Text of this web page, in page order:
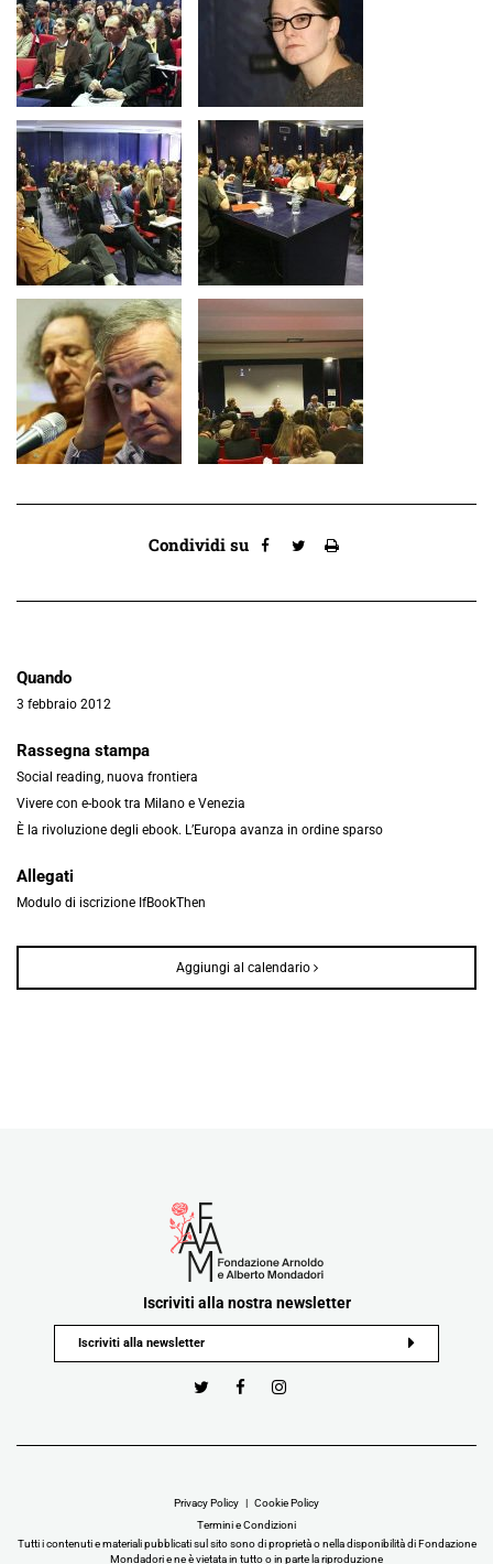
Quando
3 febbraio 2012
Rassegna stampa
Social reading, nuova frontiera
Vivere con e-book tra Milano e Venezia
È la rivoluzione degli ebook. L’Europa avanza in ordine sparso
Allegati
Modulo di iscrizione IfBookThen
Aggiungi al calendario
Condividi su
Iscriviti alla nostra newsletter
Privacy Policy
Cookie Policy
Termini e Condizioni
Tutti i contenuti e materiali pubblicati sul sito sono di proprietà o nella disponibilità di Fondazione
Mondadori e ne è vietata in tutto o in parte la riproduzione